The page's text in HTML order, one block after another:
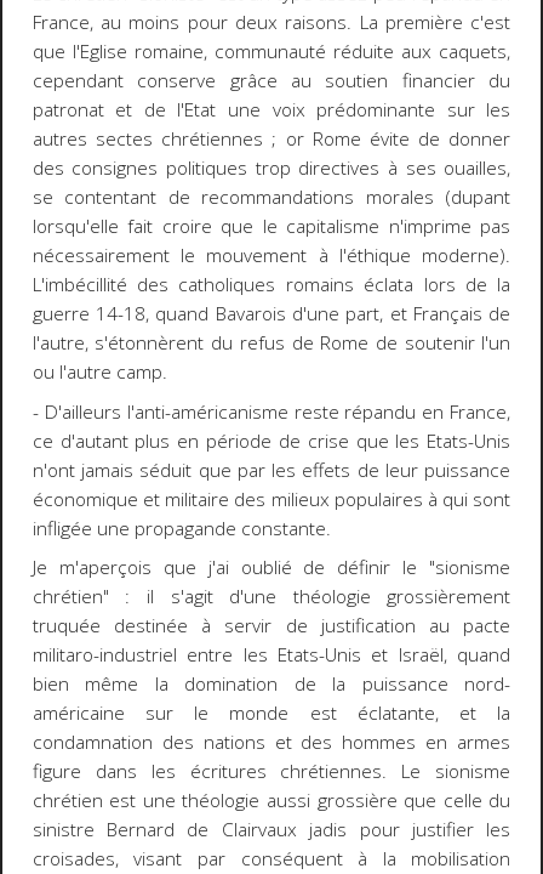
France, au moins pour deux raisons. La première c'est
que l'Eglise romaine, communauté réduite aux caquets,
cependant conserve grâce au soutien financier du
patronat et de l'Etat une voix prédominante sur les
autres sectes chrétiennes ; or Rome évite de donner
des consignes politiques trop directives à ses ouailles,
se contentant de recommandations morales (dupant
lorsqu'elle fait croire que le capitalisme n'imprime pas
nécessairement le mouvement à l'éthique moderne).
L'imbécillité des catholiques romains éclata lors de la
guerre 14-18, quand Bavarois d'une part, et Français de
l'autre, s'étonnèrent du refus de Rome de soutenir l'un
ou l'autre camp.
- D'ailleurs l'anti-américanisme reste répandu en France,
ce d'autant plus en période de crise que les Etats-Unis
n'ont jamais séduit que par les effets de leur puissance
économique et militaire des milieux populaires à qui sont
infligée une propagande constante.
Je m'aperçois que j'ai oublié de définir le "sionisme
chrétien" : il s'agit d'une théologie grossièrement
truquée destinée à servir de justification au pacte
militaro-industriel entre les Etats-Unis et Israël, quand
bien même la domination de la puissance nord-
américaine sur le monde est éclatante, et la
condamnation des nations et des hommes en armes
figure dans les écritures chrétiennes. Le sionisme
chrétien est une théologie aussi grossière que celle du
sinistre Bernard de Clairvaux jadis pour justifier les
croisades, visant par conséquent à la mobilisation